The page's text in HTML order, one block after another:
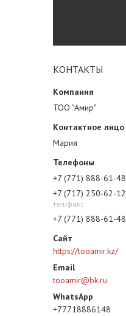
КОНТАКТЫ
ТОО "Амир"
Мария
+7 (771) 888-61-48
+7 (717) 250-62-12
тел/факс
+7 (771) 888-61-48
https://tooamir.kz/
tooamir@bk.ru
+77718886148